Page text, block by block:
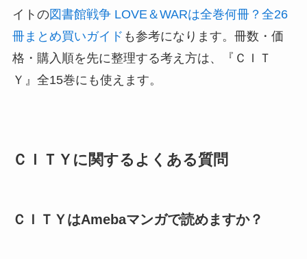
イトの図書館戦争 LOVE＆WARは全巻何冊？全26
冊まとめ買いガイド も参考になります。冊数・価
格・購入順を先に整理する考え方は、『ＣＩＴ
Ｙ』全15巻にも使えます。
ＣＩＴＹに関するよくある質問
ＣＩＴＹはAmebaマンガで読めますか？